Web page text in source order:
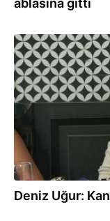
ablasına gitti
21.08.2024
Deniz Uğur: